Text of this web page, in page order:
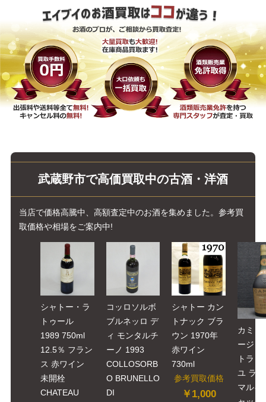
武蔵野市で高価買取中の古酒・洋酒
当店で価格高騰中、高額査定中のお酒を集めました。参考買
取価格や相場をご案内中!
シャトー・ラ
トゥール
1989 750ml
12.5％ フラン
ス 赤ワイン
未開栓
CHATEAU
コッロソルボ
ブルネッロ デ
ィ モンタルチ
ーノ 1993
COLLOSORB
O BRUNELLO
DI
シャトー カン
トナック ブラ
ウン 1970年
赤ワイン
730ml
参考買取価格
￥1,000
カミュ
ージュ
トラ
ユ ラ
マルキ